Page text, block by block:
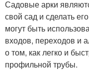
Садовые арки
свой сад и сделать
могут быть
входов, переходов и
о том, как легко и
профильной трубы.